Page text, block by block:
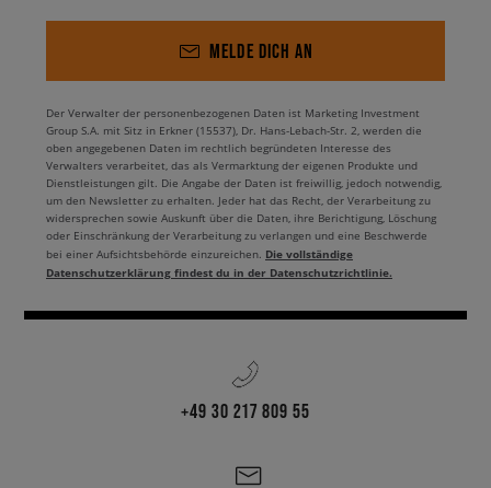
MELDE DICH AN
Der Verwalter der personenbezogenen Daten ist Marketing Investment
Group S.A. mit Sitz in Erkner (15537), Dr. Hans-Lebach-Str. 2, werden die
oben angegebenen Daten im rechtlich begründeten Interesse des
Verwalters verarbeitet, das als Vermarktung der eigenen Produkte und
Dienstleistungen gilt. Die Angabe der Daten ist freiwillig, jedoch notwendig,
um den Newsletter zu erhalten. Jeder hat das Recht, der Verarbeitung zu
widersprechen sowie Auskunft über die Daten, ihre Berichtigung, Löschung
oder Einschränkung der Verarbeitung zu verlangen und eine Beschwerde
bei einer Aufsichtsbehörde einzureichen. Die vollständige
Datenschutzerklärung findest du in der Datenschutzrichtlinie.
+49 30 217 809 55